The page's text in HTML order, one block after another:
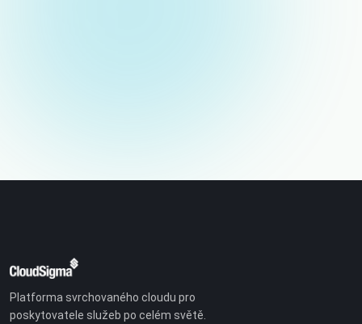
Platforma svrchovaného cloudu pro
poskytovatele služeb po celém světě.